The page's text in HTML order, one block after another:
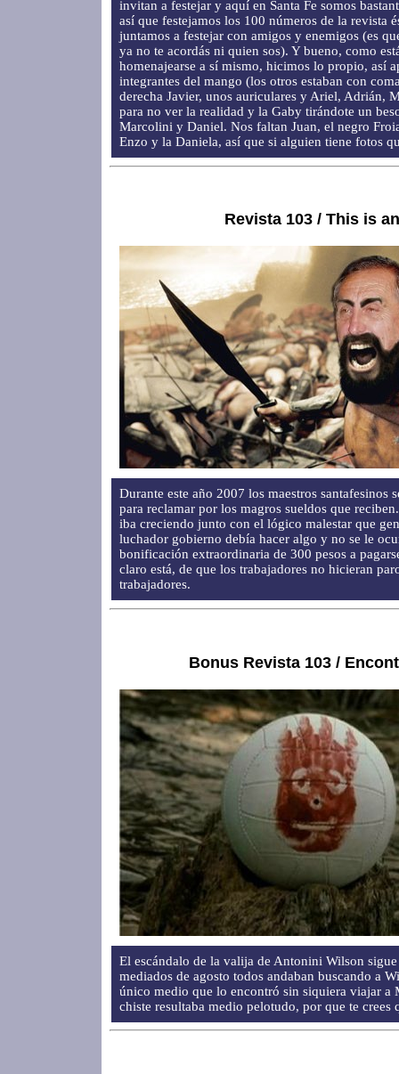
invitan a festejar y aquí en Santa Fe somos
así que festejamos los 100 números de la revista
juntamos a festejar con amigos y enemigos (es
ya no te acordás ni quien sos). Y bueno, como
homenajearse a sí mismo, hicimos lo propio, así
integrantes del mango (los otros estaban con
derecha Javier, unos auriculares y Ariel, Adrián,
para no ver la realidad y la Gaby tirándote un
Marcolini y Daniel. Nos faltan Juan, el negro
Enzo y la Daniela, así que si alguien tiene fotos
Revista 103 / This is
Durante este año 2007 los maestros santafesinos
para reclamar por los magros sueldos que
iba creciendo junto con el lógico malestar que
luchador gobierno debía hacer algo y no se le
bonificación extraordinaria de 300 pesos a
claro está, de que los trabajadores no hicieran
trabajadores.
Bonus Revista 103 /
El escándalo de la valija de Antonini Wilson sigue
mediados de agosto todos andaban buscando a
único medio que lo encontró sin siquiera viajar a
chiste resultaba medio pelotudo, por que te crees